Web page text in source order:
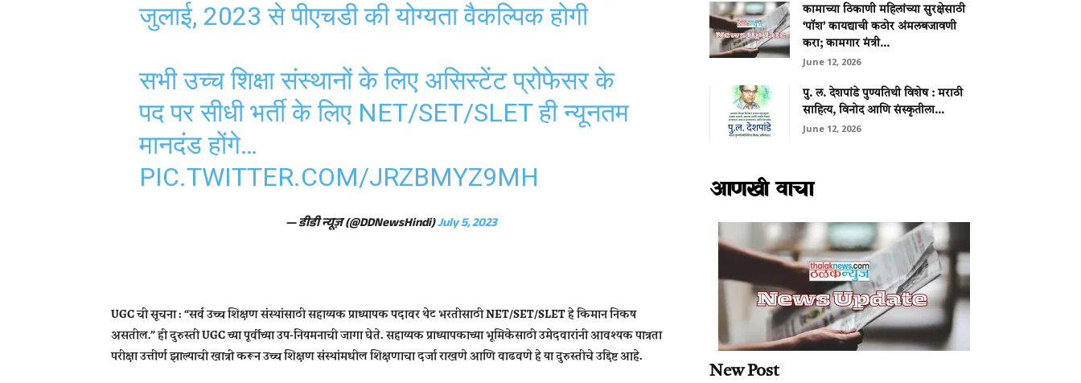
जुलाई, 2023 से पीएचडी की योग्यता वैकल्पिक होगी
सभी उच्च शिक्षा संस्थानों के लिए असिस्‍टेंट प्रोफेसर के
पद पर सीधी भर्ती के लिए NET/SET/SLET ही न्यूनतम
मानदंड होंगे…
PIC.TWITTER.COM/JRZBMYZ9MH
— डीडी न्यूज़ (@DDNewsHindi)July 5, 2023
UGC ची सूचना : “सर्व उच्च शिक्षण संस्थांसाठी सहाय्यक प्राध्यापक पदावर थेट भरतीसाठी NET/SET/SLET हे किमान निकष
असतील.” ही दुरुस्ती UGC च्या पूर्वीच्या उप-नियमनाची जागा घेते. सहाय्यक प्राध्यापकाच्या भूमिकेसाठी उमेदवारांनी आवश्यक पात्रता
परीक्षा उत्तीर्ण झाल्याची खात्री करून उच्च शिक्षण संस्थांमधील शिक्षणाचा दर्जा राखणे आणि वाढवणे हे या दुरुस्तीचे उद्दिष्ट आहे.
कामाच्या ठिकाणी महिलांच्या सुरक्षेसाठी
‘पॉश’ कायद्याची कठोर अंमलबजावणी
करा; कामगार मंत्री...
June 12, 2026
पु. ल. देशपांडे पुण्यतिथी विशेष : मराठी
साहित्य, विनोद आणि संस्कृतीला...
June 12, 2026
आणखी वाचा
New Post